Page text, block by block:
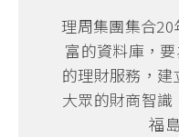
理周集團集合
富的資料庫，
的理財服務，
大眾的財商智
福